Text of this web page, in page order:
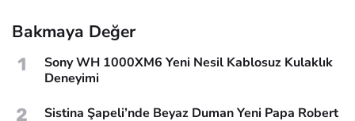
Bakmaya Değer
1
Sony WH 1000XM6 Yeni Nesil Kablosuz Kulaklık
Deneyimi
2
Sistina Şapeli’nde Beyaz Duman Yeni Papa Robert